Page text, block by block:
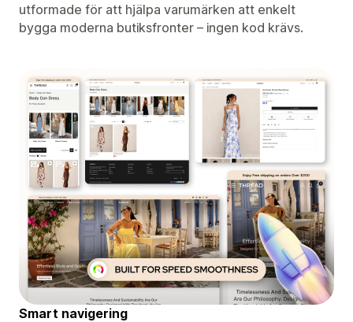
utformade för att hjälpa varumärken att enkelt
bygga moderna butiksfronter – ingen kod krävs.
Smart navigering